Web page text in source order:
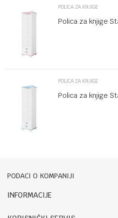
POLICA ZA KNJIGE
Polica za knjige
POLICA ZA KNJIGE
Polica za knjige
PODACI O KOMPANIJI
Bebbco
RADNO VREME:
INFORMACIJE